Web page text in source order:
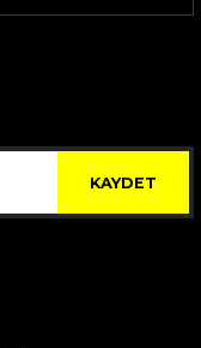
KAYDET